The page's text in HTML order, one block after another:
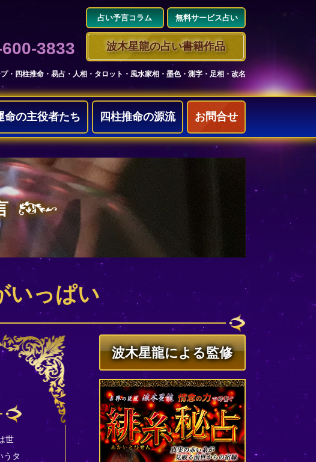
3833
占い予言コラム 無料サービス占い
波木星龍の占い書籍作品
・四柱推命・易占・人相・タロット・風水家相・墨色・測字・足相・改名
命の主役者たち 四柱推命の源流 お問合せ
いっぱい
世
うタ
波木星龍による監修